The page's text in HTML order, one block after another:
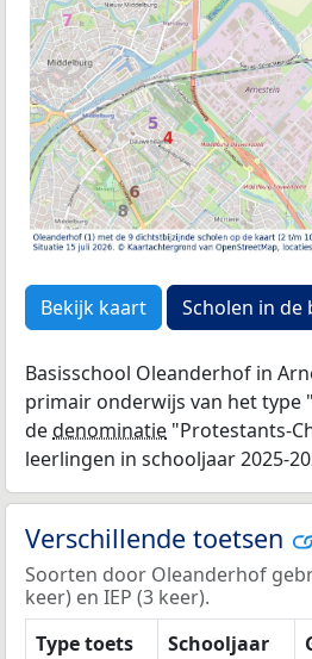
Bekijk kaart Scholen in de
Basisschool Oleanderhof in
primair onderwijs van het type
dedenominatie "Protestants-
leerlingen in schooljaar 2025-
Verschillende toetsen
Soorten door Oleanderhof
keer) en IEP (3 keer).
Type toets
Schooljaar